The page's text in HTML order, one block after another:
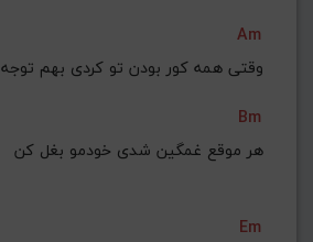
Am
وقتی همه کور بودن تو کردی بهم توجه
Bm
هر موقع غمگین شدی خودمو بغل کن
Em